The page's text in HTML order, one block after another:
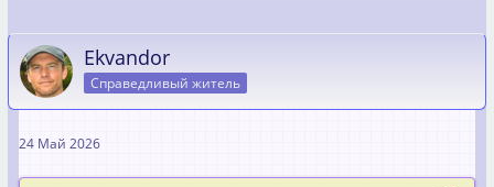
Ekvandor
Справедливый житель
24 Май 2026